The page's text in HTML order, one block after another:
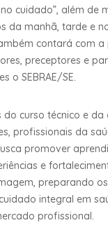
cuidado”, além de
da manhã, tarde e
contará com
preceptores e
o SEBRAE/SE.
curso técnico e da
profissionais da
promover
e
preparando
integral em
profissional.